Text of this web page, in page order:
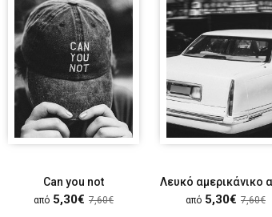
Can you not
από 5,30€ 7,60€ από 5,30€ 7,60€